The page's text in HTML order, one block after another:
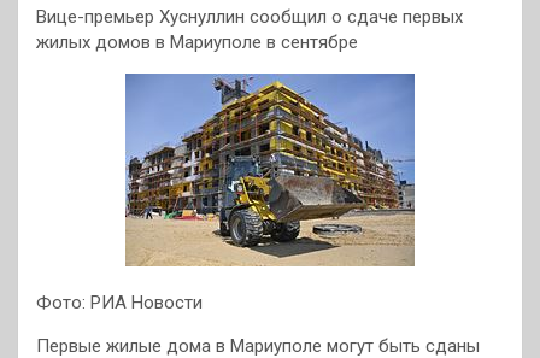
Вице-премьер Хуснуллин сообщил о сдаче первых
жилых домов в Мариуполе в сентябре
Фото: РИА Новости
Первые жилые дома в Мариуполе могут быть сданы